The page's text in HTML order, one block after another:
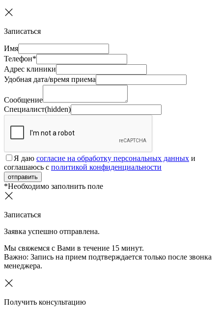
Записаться
Имя
Телефон*
Адрес клиники
Удобная дата/время приема
Сообщение
Специалист(hidden)
Я даю согласие на обработку персональных данных и
соглашаюсь с политикой конфиденциальности
отправить
*Необходимо заполнить поле
Записаться
Заявка успешно отправлена.
Мы свяжемся с Вами в течение 15 минут.
Важно: Запись на прием подтверждается только после звонка
менеджера.
Получить консультацию